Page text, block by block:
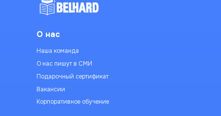
О нас
Наша команда
Корпоративное обучение
Вакансии
Подарочный сертификат
О нас пишут в СМИ